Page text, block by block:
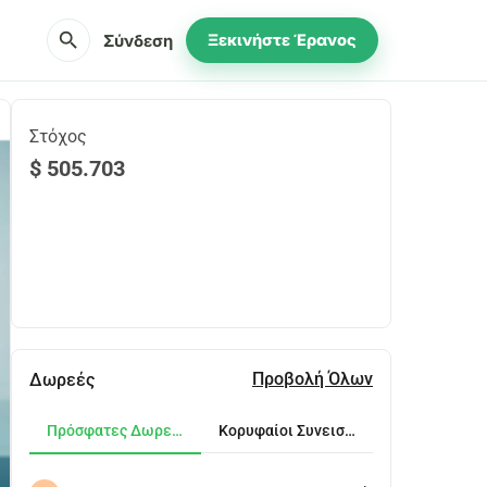
search Σύνδεση Ξεκινήστε Έρανος
Στόχος
$ 505.703
Δωρεές Προβολή Όλων
Πρόσφατες Δωρεές Κορυφαίοι Συνεισφέροντες